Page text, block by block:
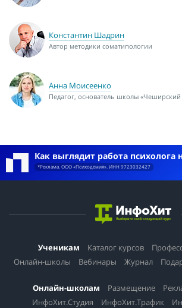
Константин Шадрин
Автор методики соматипологии
Анна Моисеенко
Педагог, основатель школы «Чеширский
Как выглядит работа психолога
*Реклама. ООО «Психодемия». ИНН 9723032427
Ученикам Каталог курсов
Онлайн-школы
Вебинары Журнал
Онлайн-школам Размещение
ИнфоХит.Студия
ИнфоХит.Трафик